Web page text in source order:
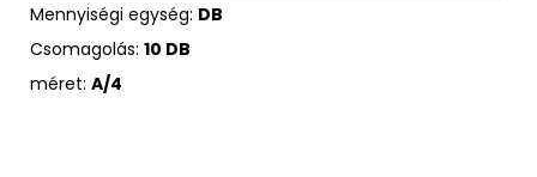
Mennyiségi egység: DB
Csomagolás: 10 DB
méret: A/4